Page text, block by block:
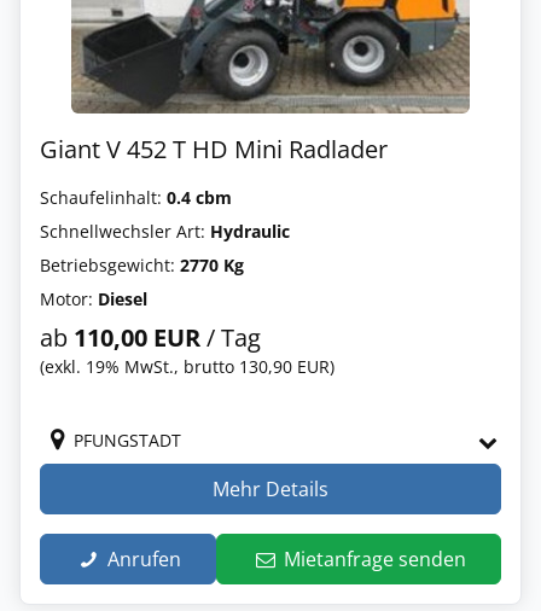
Giant V 452 T HD Mini Radlader
Schaufelinhalt: 0.4 cbm
Schnellwechsler Art: Hydraulic
Betriebsgewicht: 2770 Kg
Motor: Diesel
ab 110,00 EUR/ Tag
(exkl. 19% MwSt., brutto 130,90 EUR)
PFUNGSTADT
Mehr Details
Anrufen Mietanfrage senden